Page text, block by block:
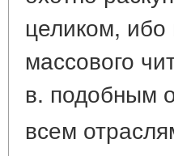
целиком, ибо
массового
в. подобным
всем